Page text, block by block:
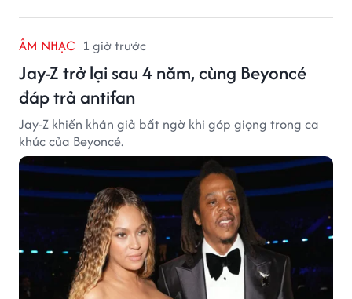
ÂM NHẠC 1 giờ trước
Jay-Z trở lại sau 4 năm, cùng Beyoncé
đáp trả antifan
Jay-Z khiến khán giả bất ngờ khi góp giọng trong ca
khúc của Beyoncé.